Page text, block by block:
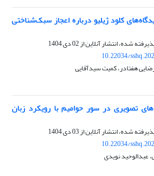
کلود ژیلیو درباره اعجاز سبک‌شناختی
شده، انتشار آنلاین از02 دی 1404
10.22034/
هفتادر، کمیت سیدآقایی
تصویری در سور حوامیم با رویکرد زبان
شده، انتشار آنلاین از03 دی 1404
10.22034/
عبدالوحید نویدی